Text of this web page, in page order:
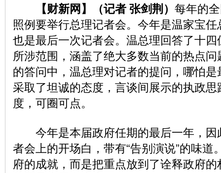
【财新网】（记者 张剑荆） 每年的
照例要举行总理记者会。今年是温家宝
也是最后一次记者会。温总理回答了十
所涉范围，涵盖了绝大多数当前的热点
的答问中，温总理对记者的提问，哪怕
采取了坦诚的态度，言谈间展示的执政
度，可圈可点。
今年是本届政府任期的最后一年，因
者会上的开场白，带有“告别演说”的味道
府的成就，而是把重点放到了诠释政府